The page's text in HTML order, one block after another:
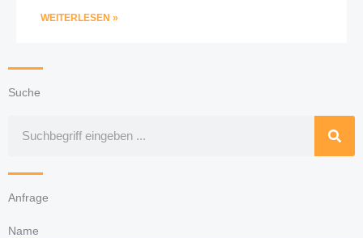
WEITERLESEN »
Suche
Anfrage
Name